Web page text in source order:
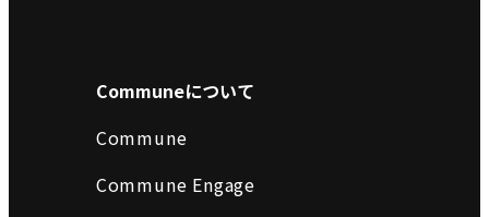
Communeについて
Commune
Commune Engage